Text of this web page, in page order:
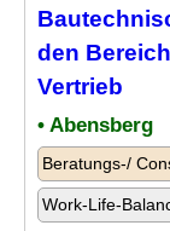
den
Vertrieb
• Abensberg
Beratungs-/
Work-Life-